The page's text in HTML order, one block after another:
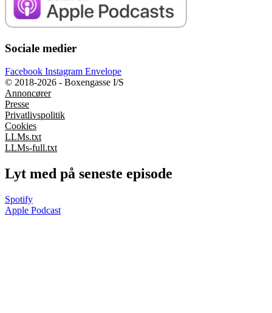
Sociale medier
Facebook Instagram Envelope
© 2018-2026 - Boxengasse I/S
Annoncører
Presse
Privatlivspolitik
Cookies
LLMs.txt
LLMs-full.txt
Lyt med på seneste episode
Spotify
Apple Podcast